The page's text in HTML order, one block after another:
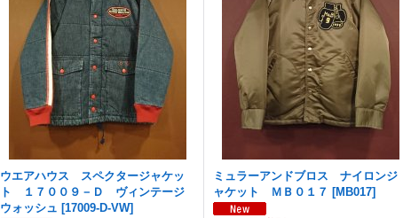
ウエアハウス スペクタージャケッ
ト １７００９－Ｄ ヴィンテージ
ウォッシュ [17009-D-VW]
ミュラーアンドブロス ナイロンジ
ャケット ＭＢ０１７ [MB017]